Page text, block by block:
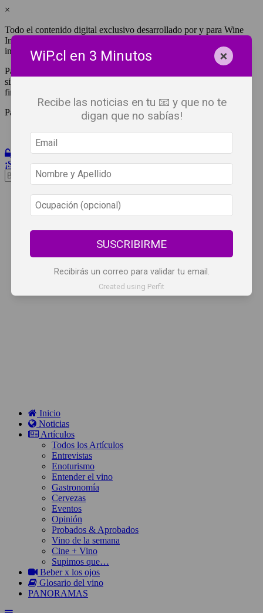
×
Todo el contenido digital exclusivo desarrollado por y para Wine
Independent Press Chile, cuenta con derechos de propiedad
intelectual.
Para tener acceso a una copia y/o impresión de cualquiera de ellos
sin fines de lucro, debes ser #SuscriptorWiP.^Para su réplica con
fines comerciales debes contactar al e-mail
Pagas una sola vez al año y disfrutas por 12 meses.
Iniciar Sesión
¡Suscribete! BeneficiosWiP
Buscar:
Síguenos
Inicio
Noticias
Artículos
Todos los Artículos
Entrevistas
Enoturismo
Entender el vino
Gastronomía
Cervezas
Eventos
Opinión
Probados & Aprobados
Vino de la semana
Cine + Vino
Supimos que…
Beber x los ojos
Glosario del vino
PANORAMAS
WiP.cl en 3 Minutos ×
Recibe las noticias en tu 📧 y que no te
digan que no sabías!
SUSCRIBIRME
Recibirás un correo para validar tu email.
Created using Perfit